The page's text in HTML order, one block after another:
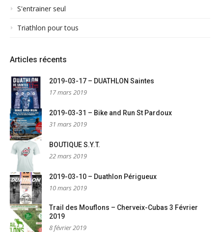
S'entrainer seul
Triathlon pour tous
Articles récents
2019-03-17 – DUATHLON Saintes
17 mars 2019
2019-03-31 – Bike and Run St Pardoux
31 mars 2019
BOUTIQUE S.Y.T.
22 mars 2019
2019-03-10 – Duathlon Périgueux
10 mars 2019
Trail des Mouflons – Cherveix-Cubas 3 Février
2019
8 février 2019